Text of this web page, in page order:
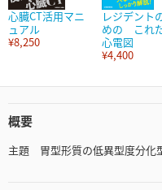
心臓CT活用マニ
ュアル
¥8,250
レジデント
めの これ
心電図
¥4,400
概要
主題 胃型形質の低異型度分化